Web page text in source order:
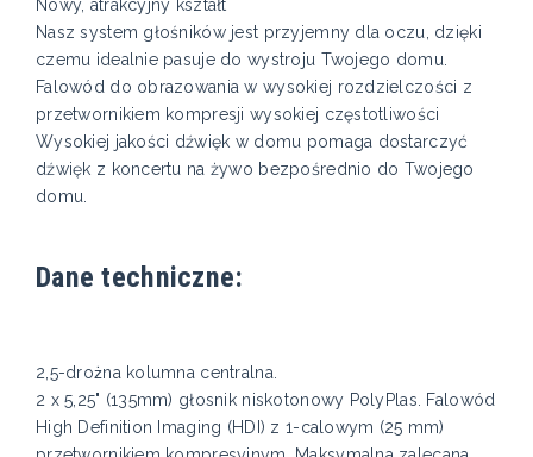
Nowy, atrakcyjny kształt
Nasz system głośników jest przyjemny dla oczu, dzięki
czemu idealnie pasuje do wystroju Twojego domu.
Falowód do obrazowania w wysokiej rozdzielczości z
przetwornikiem kompresji wysokiej częstotliwości
Wysokiej jakości dźwięk w domu pomaga dostarczyć
dźwięk z koncertu na żywo bezpośrednio do Twojego
domu.
Dane techniczne:
2,5-drożna kolumna centralna.
2 x 5,25" (135mm) głosnik niskotonowy PolyPlas. Falowód
High Definition Imaging (HDI) z 1-calowym (25 mm)